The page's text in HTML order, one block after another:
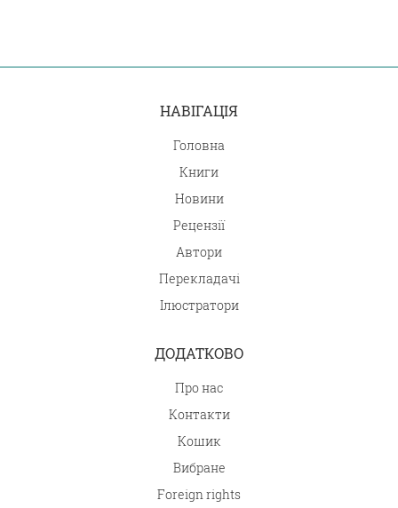
НАВІГАЦІЯ
Головна
Книги
Новини
Рецензії
Автори
Перекладачі
Ілюстратори
ДОДАТКОВО
Про нас
Контакти
Кошик
Вибране
Foreign rights